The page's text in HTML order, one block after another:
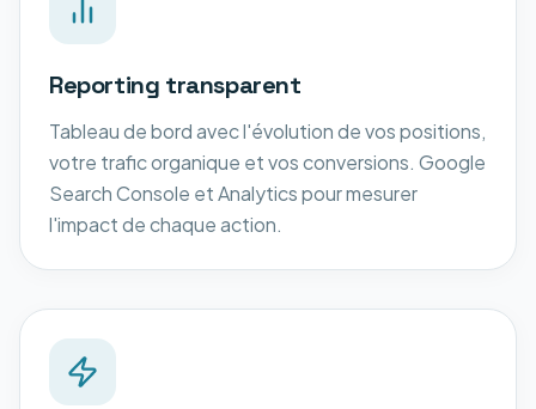
Reporting transparent
Tableau de bord avec l'évolution de vos positions,
votre trafic organique et vos conversions. Google
Search Console et Analytics pour mesurer
l'impact de chaque action.